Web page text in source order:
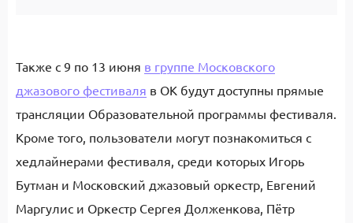
Также с 9 по 13 июня в группе Московского
джазового фестиваля в ОК будут доступны прямые
трансляции Образовательной программы фестиваля.
Кроме того, пользователи могут познакомиться с
хедлайнерами фестиваля, среди которых Игорь
Бутман и Московский джазовый оркестр, Евгений
Маргулис и Оркестр Сергея Долженкова, Пётр